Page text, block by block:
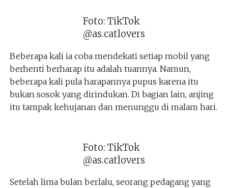
Foto: TikTok
@as.catlovers
Beberapa kali ia coba mendekati setiap mobil yang
berhenti berharap itu adalah tuannya. Namun,
beberapa kali pula harapannya pupus karena itu
bukan sosok yang dirindukan. Di bagian lain, anjing
itu tampak kehujanan dan menunggu di malam hari.
Foto: TikTok
@as.catlovers
Setelah lima bulan berlalu, seorang pedagang yang